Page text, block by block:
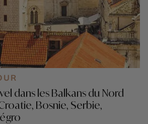
dans les Balkans du Nord
Bosnie, Serbie,